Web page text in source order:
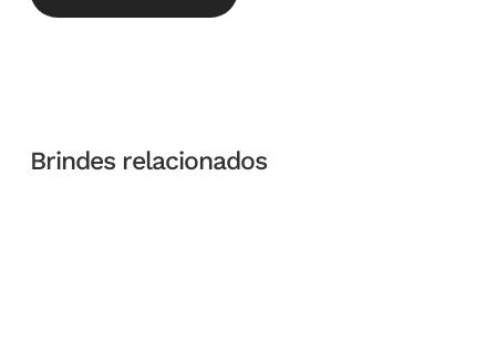
Brindes relacionados